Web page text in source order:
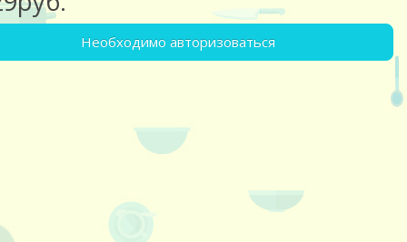
Необходимо авторизоваться